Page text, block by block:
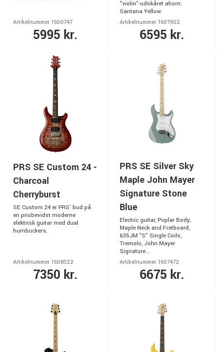
Artikelnummer 1600747
5995 kr.
"violin"-udskåret ahorn.
Santana Yellow.
Artikelnummer 1607902
6595 kr.
PRS SE Custom 24 -
Charcoal
Cherryburst
SE Custom 24 er PRS' bud på
en prisbevidst moderne
elektrisk guitar med dual
humbuckers.
Artikelnummer 1608022
7350 kr.
PRS SE Silver Sky
Maple John Mayer
Signature Stone
Blue
Electric guitar, Poplar Body,
Maple Neck and Fretboard,
635JM "S" Single Coils,
Tremolo, John Mayer
Signature...
Artikelnummer 1607472
6675 kr.